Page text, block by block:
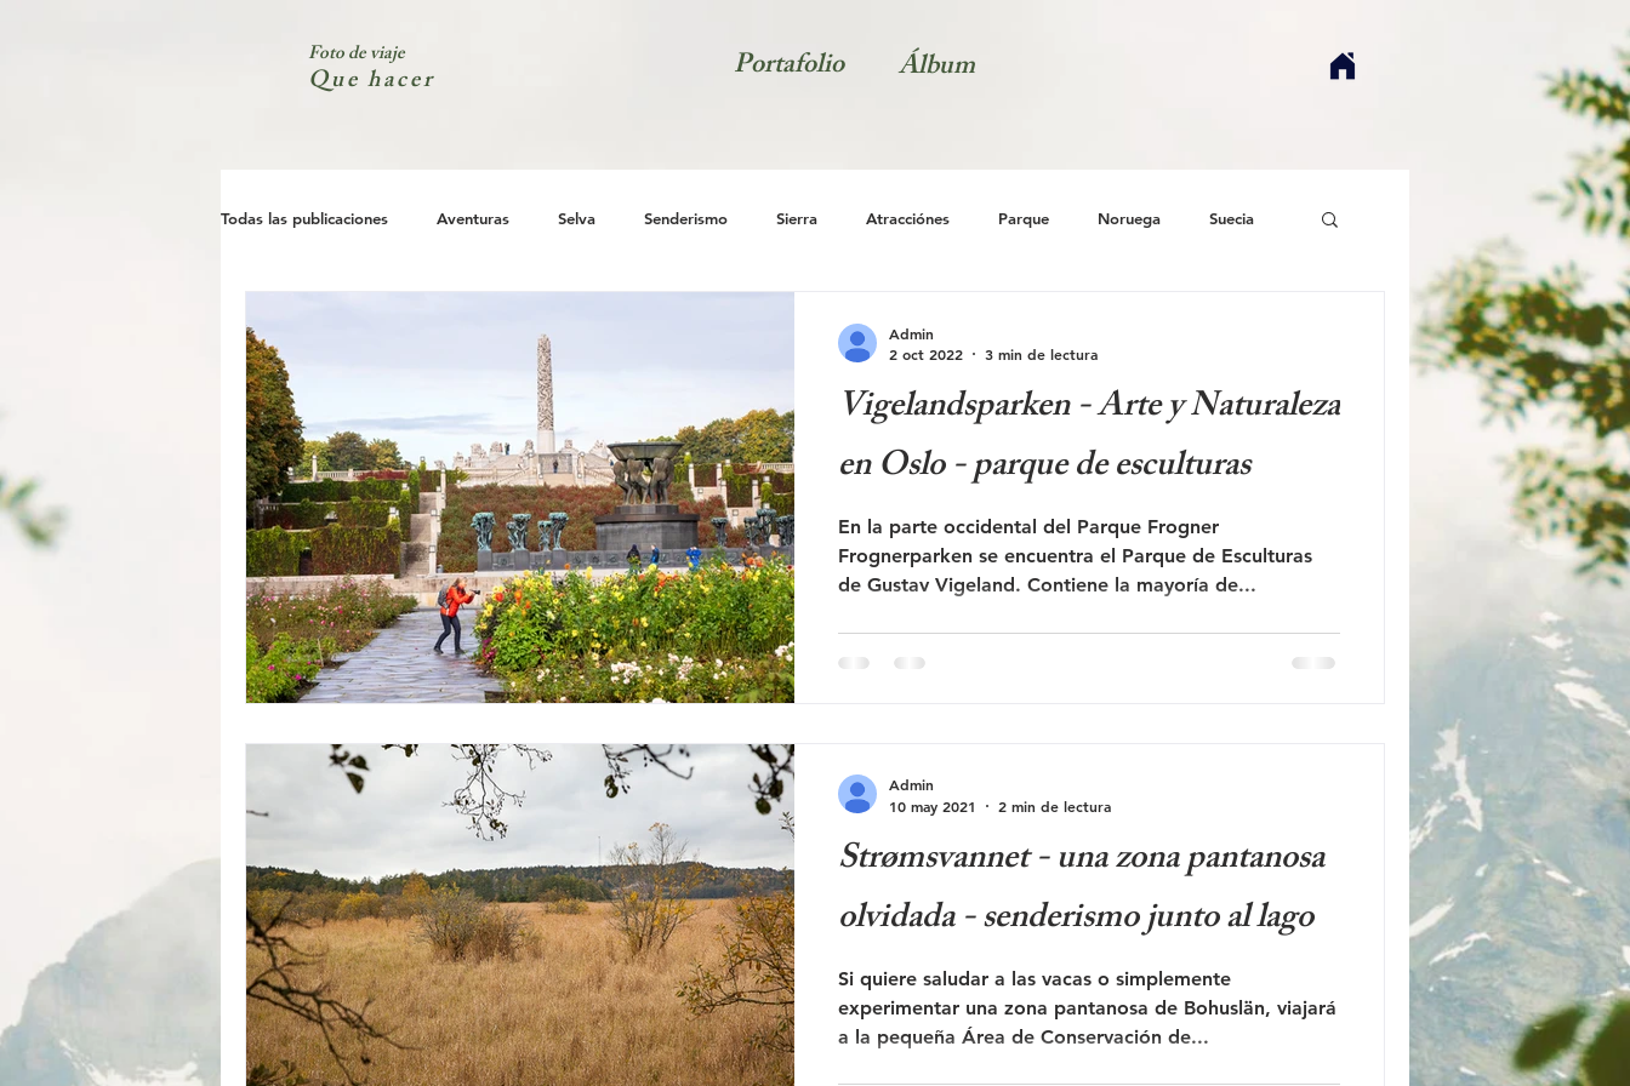
Foto de viaje
Que hacer Portafolio Álbum
Todas las publicaciones Aventuras Selva Senderismo Sierra Atracciónes Parque Noruega Suecia
Vigelandsparken - Arte y Naturaleza
en Oslo - parque de esculturas
En la parte occidental del Parque Frogner
Frognerparken se encuentra el Parque de Esculturas
de Gustav Vigeland. Contiene la mayoría de...
Admin
2 oct 2022
3 min de lectura
Strømsvannet - una zona pantanosa
olvidada - senderismo junto al lago
Si quiere saludar a las vacas o simplemente
experimentar una zona pantanosa de Bohuslän, viajará
a la pequeña Área de Conservación de...
Admin
10 may 2021
2 min de lectura